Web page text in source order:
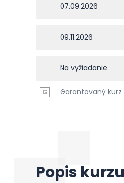
07.09.2026
09.11.2026
Na vyžiadanie
G Garantovaný kurz
Popis kurzu